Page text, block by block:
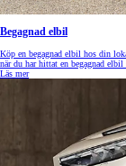
Begagnad elbil
Köp en begagnad elbil hos din
när du har hittat en begagnad
Läs mer